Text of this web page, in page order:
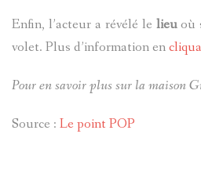
Enfin, l’acteur a révélé le lieuoù
volet. Plus d’information en
Pour en savoir plus sur la maison
Source : Le point POP